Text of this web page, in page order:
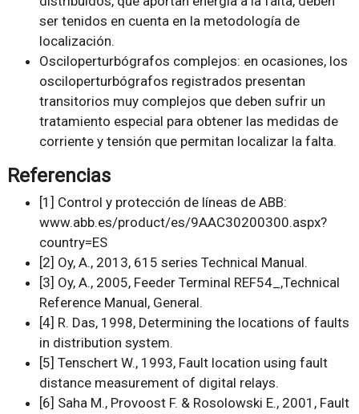
ser tenidos en cuenta en la metodología de
localización.
Osciloperturbógrafos complejos: en ocasiones, los
osciloperturbógrafos registrados presentan
transitorios muy complejos que deben sufrir un
tratamiento especial para obtener las medidas de
corriente y tensión que permitan localizar la falta.
Referencias
[1] Control y protección de líneas de ABB:
www.abb.es/product/es/9AAC30200300.aspx?
country=ES
[2] Oy, A., 2013, 615 series Technical Manual.
[3] Oy, A., 2005, Feeder Terminal REF54_,Technical
Reference Manual, General.
[4] R. Das, 1998, Determining the locations of faults
in distribution system.
[5] Tenschert W., 1993, Fault location using fault
distance measurement of digital relays.
[6] Saha M., Provoost F. & Rosolowski E., 2001, Fault